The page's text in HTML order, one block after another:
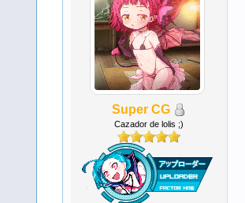
Super CG
Cazador de lolis ;)